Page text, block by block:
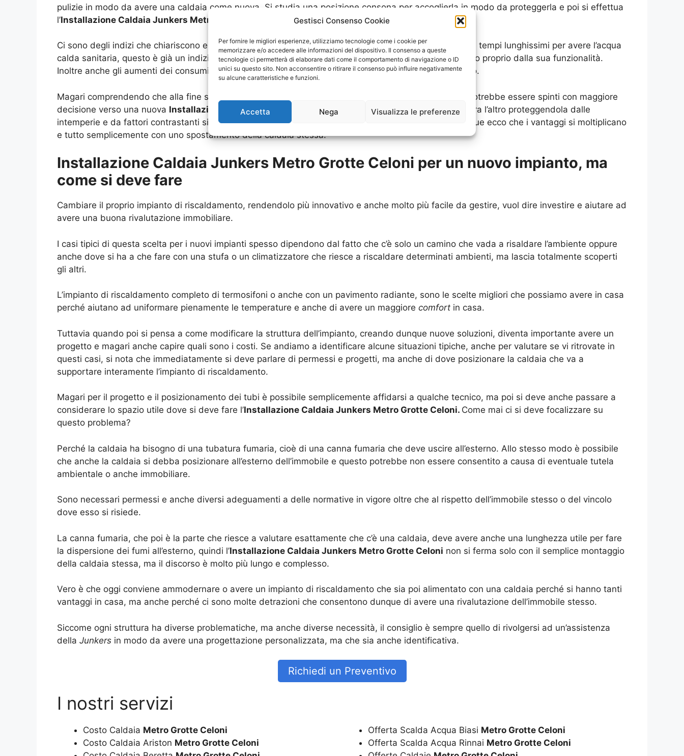
Gestisci Consenso Cookie
Per fornire le migliori esperienze, utilizziamo tecnologie come i cookie per
memorizzare e/o accedere alle informazioni del dispositivo. Il consenso a queste
tecnologie ci permetterà di elaborare dati come il comportamento di navigazione o ID
unici su questo sito. Non acconsentire o ritirare il consenso può influire negativamente
su alcune caratteristiche e funzioni.
Accetta Nega Visualizza le preferenze
pulizie in modo da avere una caldaia come nuova. Si studia una posizione consona per accoglierla in modo da proteggerla e poi si effettua
l’Installazione Caldaia Junkers Metro Grotte Celoni
Ci sono degli indizi che chiariscono esattamente quali sono i problemi che la caldaia sta avendo, come tempi lunghissimi per avere l’acqua
calda sanitaria, questo è già un indizio che indica che ci sono intemperie o altri elementi che dipendono proprio dalla sua funzionalità.
Inoltre anche gli aumenti dei consumi sono un chiaro “segno” che c’è un rallentamento del meccanismo.
Magari comprendendo che alla fine si hanno diversi svantaggi, tra cui anche i consumi aumentati, si potrebbe essere spinti con maggiore
decisione verso una nuova Installazione Caldaia Junkers Metro Grotte Celoniche già si possiede. Tra l’altro proteggendola dalle
intemperie e da fattori contrastanti si ha anche una maggiore “buona salute” di questa struttura. Dunque ecco che i vantaggi si moltiplicano
e tutto semplicemente con uno spostamento della caldaia stessa.
Installazione Caldaia Junkers Metro Grotte Celoni per un nuovo impianto, ma
come si deve fare
Cambiare il proprio impianto di riscaldamento, rendendolo più innovativo e anche molto più facile da gestire, vuol dire investire e aiutare ad
avere una buona rivalutazione immobiliare.
I casi tipici di questa scelta per i nuovi impianti spesso dipendono dal fatto che c’è solo un camino che vada a risaldare l’ambiente oppure
anche dove si ha a che fare con una stufa o un climatizzatore che riesce a riscaldare determinati ambienti, ma lascia totalmente scoperti
gli altri.
L’impianto di riscaldamento completo di termosifoni o anche con un pavimento radiante, sono le scelte migliori che possiamo avere in casa
perché aiutano ad uniformare pienamente le temperature e anche di avere un maggiore comfort in casa.
Tuttavia quando poi si pensa a come modificare la struttura dell’impianto, creando dunque nuove soluzioni, diventa importante avere un
progetto e magari anche capire quali sono i costi. Se andiamo a identificare alcune situazioni tipiche, anche per valutare se vi ritrovate in
questi casi, si nota che immediatamente si deve parlare di permessi e progetti, ma anche di dove posizionare la caldaia che va a
supportare interamente l’impianto di riscaldamento.
Magari per il progetto e il posizionamento dei tubi è possibile semplicemente affidarsi a qualche tecnico, ma poi si deve anche passare a
considerare lo spazio utile dove si deve fare l’Installazione Caldaia Junkers Metro Grotte Celoni. Come mai ci si deve focalizzare su
questo problema?
Perché la caldaia ha bisogno di una tubatura fumaria, cioè di una canna fumaria che deve uscire all’esterno. Allo stesso modo è possibile
che anche la caldaia si debba posizionare all’esterno dell’immobile e questo potrebbe non essere consentito a causa di eventuale tutela
ambientale o anche immobiliare.
Sono necessari permessi e anche diversi adeguamenti a delle normative in vigore oltre che al rispetto dell’immobile stesso o del vincolo
dove esso si risiede.
La canna fumaria, che poi è la parte che riesce a valutare esattamente che c’è una caldaia, deve avere anche una lunghezza utile per fare
la dispersione dei fumi all’esterno, quindi l’Installazione Caldaia Junkers Metro Grotte Celoni non si ferma solo con il semplice montaggio
della caldaia stessa, ma il discorso è molto più lungo e complesso.
Vero è che oggi conviene ammodernare o avere un impianto di riscaldamento che sia poi alimentato con una caldaia perché si hanno tanti
vantaggi in casa, ma anche perché ci sono molte detrazioni che consentono dunque di avere una rivalutazione dell’immobile stesso.
Siccome ogni struttura ha diverse problematiche, ma anche diverse necessità, il consiglio è sempre quello di rivolgersi ad un’assistenza
della Junkers in modo da avere una progettazione personalizzata, ma che sia anche identificativa.
Richiedi un Preventivo
I nostri servizi
Costo Caldaia Metro Grotte Celoni
Costo Caldaia Ariston Metro Grotte Celoni
Offerta Scalda Acqua Biasi Metro Grotte Celoni
Offerta Scalda Acqua Rinnai Metro Grotte Celoni